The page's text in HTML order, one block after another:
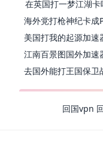
在英国打一梦江湖
回国vpn